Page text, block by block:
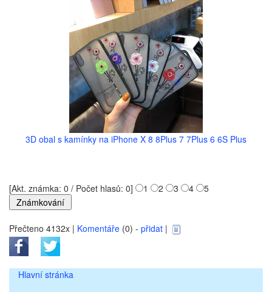
3D obal s kamínky na iPhone X 8 8Plus 7 7Plus 6 6S Plus
[Akt. známka: 0 / Počet hlasů: 0] 1 2 3 4 5
Přečteno 4132x | Komentáře (0) - přidat |
Hlavní stránka